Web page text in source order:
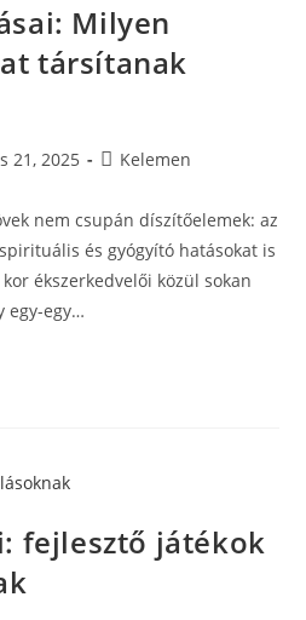
Milyen
társítanak
21, 2025
PostKelemen
nem csupán díszítőelemek: az
és gyógyító hatásokat is
ékszerkedvelői közül sokan
egy-egy…
fejlesztő játékok